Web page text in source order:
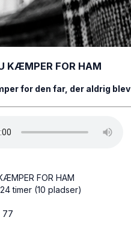
KÆMPER FOR HAM
for den far, der aldrig blev
FOR HAM
timer (10 pladser)
77